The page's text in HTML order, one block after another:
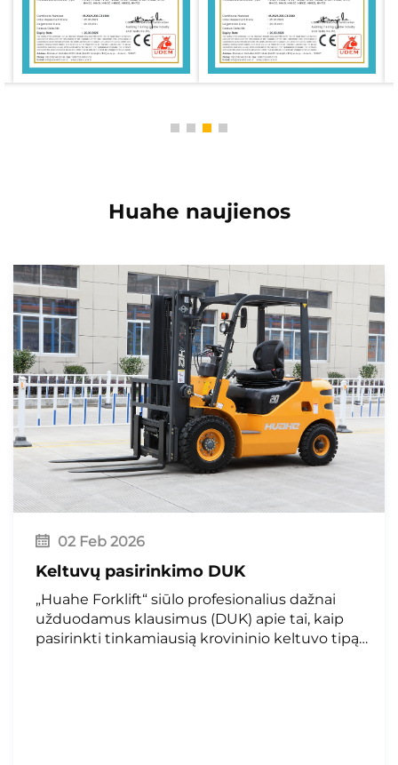
Huahe naujienos
02 Feb 2026
Keltuvų pasirinkimo DUK
„Huahe Forklift“ siūlo profesionalius dažnai
užduodamus klausimus (DUK) apie tai, kaip
pasirinkti tinkamiausią krovininio keltuvo tipą